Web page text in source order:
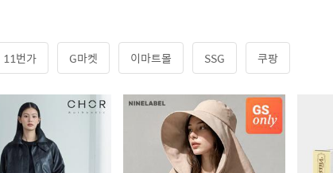
11번가 G마켓 이마트몰 SSG 쿠팡